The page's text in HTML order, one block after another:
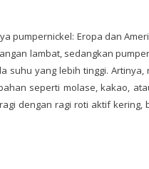
pumpernickel: Eropa dan
lambat, sedangkan
suhu yang lebih tinggi.
seperti molase, kakao,
dengan ragi roti aktif kering,